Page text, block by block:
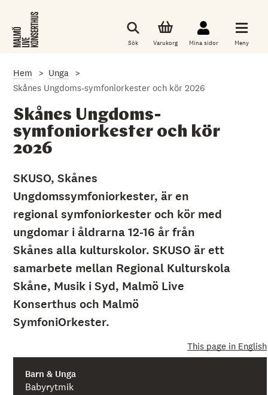
Sök Varukorg Mina sidor Meny
Hem
Unga
Skånes Ungdoms-symfoniorkester och kör 2026
Skånes Ungdoms-
symfoniorkester och kör
2026
SKUSO, Skånes
Ungdomssymfoniorkester, är en
regional symfoniorkester och kör med
ungdomar i åldrarna 12-16 år från
Skånes alla kulturskolor. SKUSO är ett
samarbete mellan Regional Kulturskola
Skåne, Musik i Syd, Malmö Live
Konserthus och Malmö
SymfoniOrkester.
This page in English
Barn & Unga
Babyrytmik